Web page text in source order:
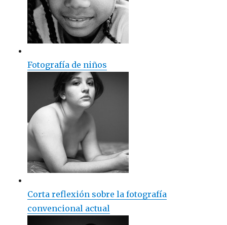
Fotografía de niños
Corta reflexión sobre la fotografía
convencional actual